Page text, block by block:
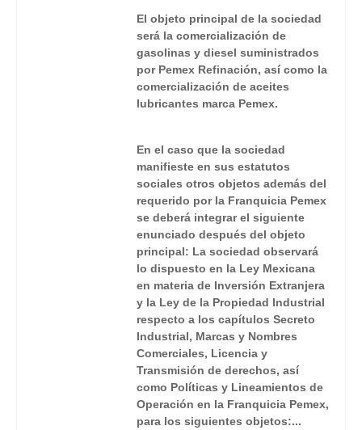
El objeto principal de la sociedad
será la comercialización de
gasolinas y diesel suministrados
por Pemex Refinación, así como la
comercialización de aceites
lubricantes marca Pemex.
En el caso que la sociedad
manifieste en sus estatutos
sociales otros objetos además del
requerido por la Franquicia Pemex
se deberá integrar el siguiente
enunciado después del objeto
principal: La sociedad observará
lo dispuesto en la Ley Mexicana
en materia de Inversión Extranjera
y la Ley de la Propiedad Industrial
respecto a los capítulos Secreto
Industrial, Marcas y Nombres
Comerciales, Licencia y
Transmisión de derechos, así
como Políticas y Lineamientos de
Operación en la Franquicia Pemex,
para los siguientes objetos:...